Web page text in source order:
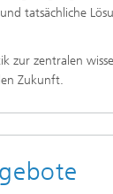
tatsächliche
zur zentralen
Zukunft.